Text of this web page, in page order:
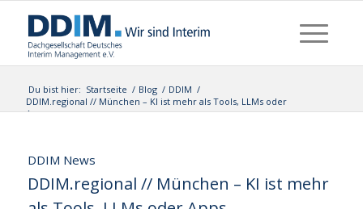
Du bist hier: Startseite / Blog / DDIM /
DDIM.regional // München – KI ist mehr als Tools, LLMs oder
Apps
DDIM News
DDIM.regional // München – KI ist mehr